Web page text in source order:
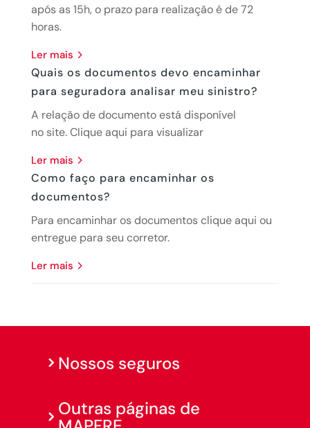
após as 15h, o prazo para realização é de 72
horas.
ler mais
Quais os documentos devo encaminhar
para seguradora analisar meu sinistro?
A relação de documento está disponível
no site. Clique aqui para visualizar
ler mais
Como faço para encaminhar os
documentos?
Para encaminhar os documentos clique aqui ou
entregue para seu corretor.
ler mais
Nossos seguros
Outras páginas de